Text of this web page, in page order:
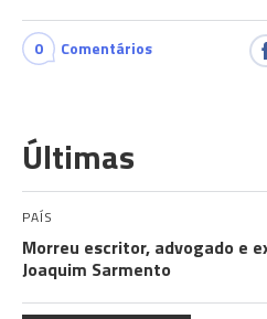
0 Comentários
Últimas
PAÍS
Morreu escritor, advogado e
Joaquim Sarmento